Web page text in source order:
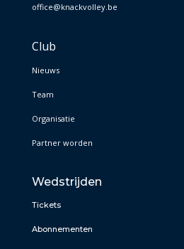
office@knackvolley.be
Club
Nieuws
Team
Organisatie
Partner worden
Wedstrijden
Tickets
Abonnementen